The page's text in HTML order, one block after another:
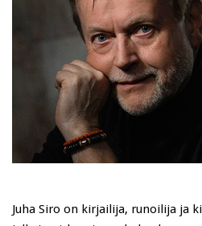
Juha Siro on kirjailija, runoilija ja